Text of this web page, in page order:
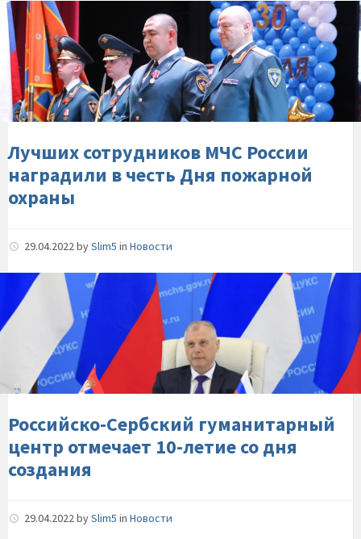
Лучших-
сотрудников-
МЧС-
России-
наградили-
в-
честь-
Дня-
охраны
Лучших сотрудников МЧС России
наградили в честь Дня пожарной
охраны
29.04.2022bySlim5 in Новости
Российско-
Сербский-
гуманитарный-
центр-
отмечает-10-
летие-
со-
дня-
создания
Российско-Сербский гуманитарный
центр отмечает 10-летие со дня
создания
29.04.2022bySlim5 in Новости